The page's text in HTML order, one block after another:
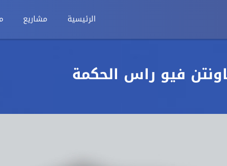
الرئيسية مشاريع
فيو راس الحكمة